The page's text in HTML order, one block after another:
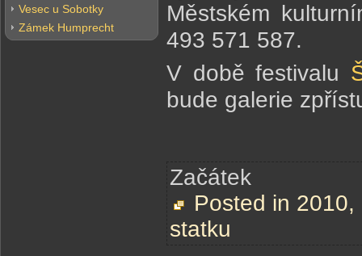
Vesec u Sobotky
Zámek Humprecht
Městském
493 571 587.
V době festivalu
bude galerie
Začátek
Posted in 2010,
statku